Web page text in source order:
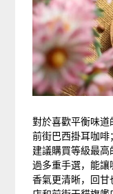
對於喜歡平衡味道
前街巴西掛耳咖啡
建議購買等級最高
過多重手選，能讓
香氣更清晰，回甘